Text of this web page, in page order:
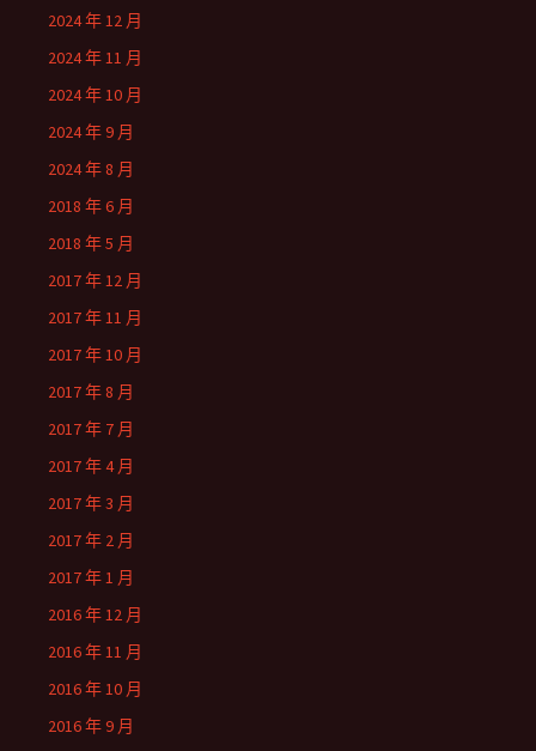
2024 年 12 月
2024 年 11 月
2024 年 10 月
2024 年 9 月
2024 年 8 月
2018 年 6 月
2018 年 5 月
2017 年 12 月
2017 年 11 月
2017 年 10 月
2017 年 8 月
2017 年 7 月
2017 年 4 月
2017 年 3 月
2017 年 2 月
2017 年 1 月
2016 年 12 月
2016 年 11 月
2016 年 10 月
2016 年 9 月